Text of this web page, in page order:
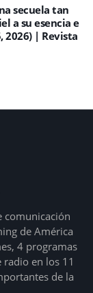
secuela tan
a su esencia e
2026) | Revista
comunicación
de América
4 programas
en los 11
de la